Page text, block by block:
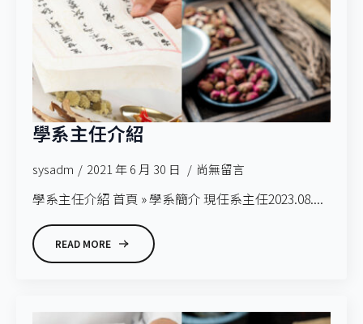
學系主任介紹
sysadm 2021 年 6 月 30 日 尚無留言
學系主任介紹 首頁 » 學系簡介 現任系主任2023.08....
READ MORE